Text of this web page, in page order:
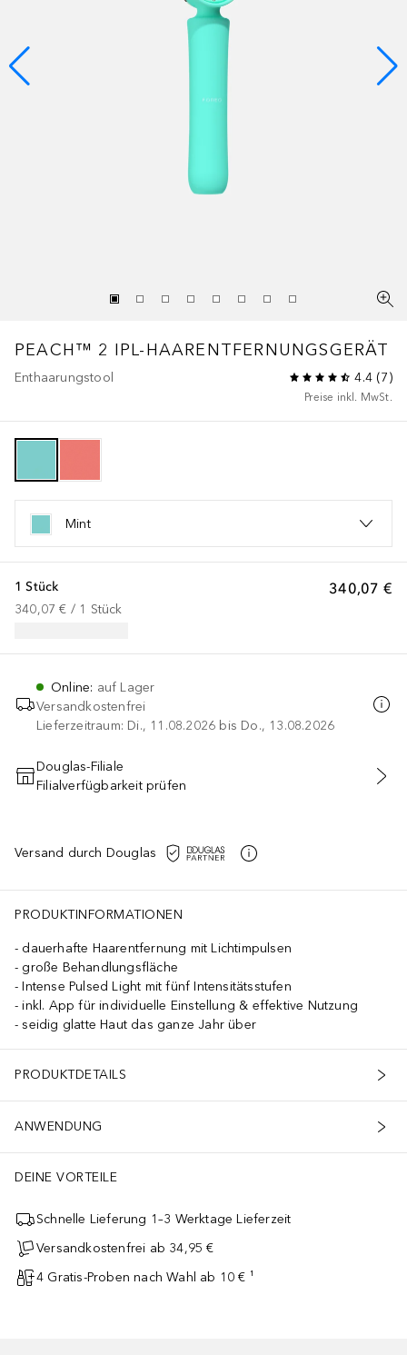
PEACH™ 2 IPL-HAARENTFERNUNGSGERÄT
Enthaarungstool 4.4 (7)
Preise inkl. MwSt.
Mint
340,07 €
1 Stück
340,07 € / 1 Stück
Online: auf Lager
Versandkostenfrei
Lieferzeitraum: Di., 11.08.2026 bis Do., 13.08.2026
IN DEN WARENKORB
Douglas-Filiale
Filialverfügbarkeit prüfen
Versand durch Douglas
PRODUKTINFORMATIONEN
dauerhafte Haarentfernung mit Lichtimpulsen
große Behandlungsfläche
Intense Pulsed Light mit fünf Intensitätsstufen
inkl. App für individuelle Einstellung & effektive Nutzung
seidig glatte Haut das ganze Jahr über
PRODUKTDETAILS
ANWENDUNG
DEINE VORTEILE
Schnelle Lieferung 1–3 Werktage Lieferzeit
Versandkostenfrei ab 34,95 €
4 Gratis-Proben nach Wahl ab 10 € ¹